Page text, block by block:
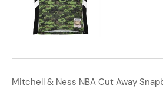
Mitchell & Ness NBA Cut Away